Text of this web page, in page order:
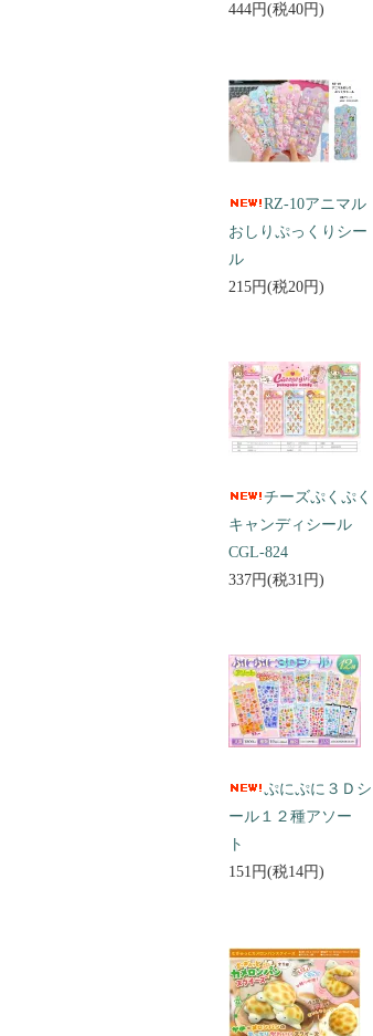
444円(税40円)
RZ-10アニマル
おしりぷっくりシー
ル
215円(税20円)
チーズぷくぷく
キャンディシール
CGL-824
337円(税31円)
ぷにぷに３Ｄシ
ール１２種アソー
ト
151円(税14円)